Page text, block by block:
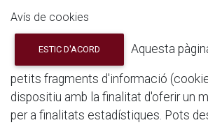
Avís de cookies
ESTIC D'ACORD Aquesta
petits fragments d'informació
dispositiu amb la finalitat d'oferir un
per a finalitats estadístiques. Pots